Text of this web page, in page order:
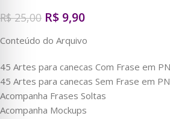
R$25,00 R$ 9,90
Conteúdo do Arquivo
45 Artes para canecas Com Frase em
45 Artes para canecas Sem Frase em
Acompanha Frases Soltas
Acompanha Mockups